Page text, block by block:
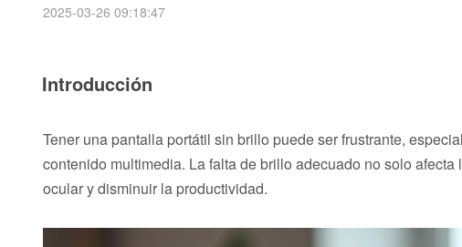
2025-03-26 09:18:47
Introducción
Tener una pantalla portátil sin brillo puede ser frustrante,
contenido multimedia. La falta de brillo adecuado no solo
ocular y disminuir la productividad.